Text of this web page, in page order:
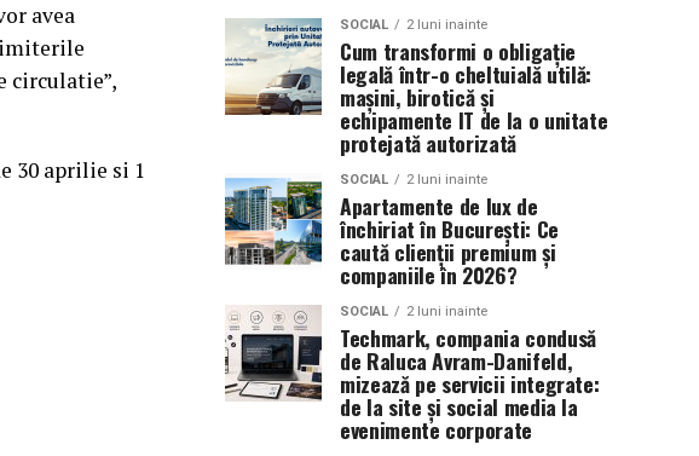
avea
circulatie”,
30 aprilie si 1
SOCIAL 2 luni inainte
Cum transformi o obligație
legală într-o cheltuială utilă:
mașini, birotică și
echipamente IT de la o unitate
protejată autorizată
SOCIAL 2 luni inainte
Apartamente de lux de
închiriat în București: Ce
caută clienții premium și
companiile în 2026?
SOCIAL 2 luni inainte
Techmark, compania condusă
de Raluca Avram-Danifeld,
mizează pe servicii integrate:
de la site și social media la
evenimente corporate